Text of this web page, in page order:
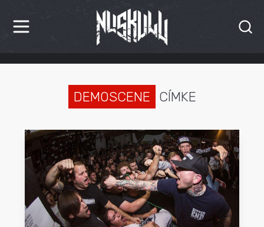
HÍREK
INTERJÚK
PREMIEREK
KULT
DEMOSCENE CÍMKE